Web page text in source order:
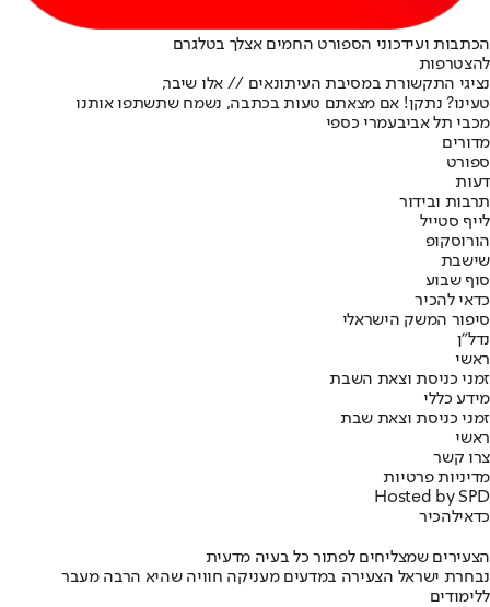
הכתבות ועידכוני הספורט החמים אצלך בטלגרם
להצטרפות
נציגי התקשורת במסיבת העיתונאים // אלו שיבר,
טעינו? נתקן! אם מצאתם טעות בכתבה, נשמח שתשתפו אותנו
מכבי תל אביבעמרי כספי
מדורים
ספורט
דעות
תרבות ובידור
לייף סטייל
הורוסקופ
שישבת
סוף שבוע
כדאי להכיר
סיפור המשק הישראלי
נדל"ן
ראשי
זמני כניסת וצאת השבת
מידע כללי
זמני כניסת וצאת שבת
ראשי
צרו קשר
מדיניות פרטיות
Hosted by SPD
כדאילהכיר
הצעירים שמצליחים לפתור כל בעיה מדעית
נבחרת ישראל הצעירה במדעים מעניקה חוויה שהיא הרבה מעבר
ללימודים